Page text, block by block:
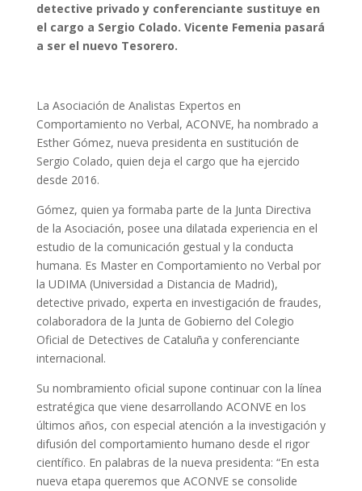
detective privado y conferenciante sustituye en
el cargo a Sergio Colado. Vicente Femenia pasará
a ser el nuevo Tesorero.
La Asociación de Analistas Expertos en
Comportamiento no Verbal, ACONVE, ha nombrado a
Esther Gómez, nueva presidenta en sustitución de
Sergio Colado, quien deja el cargo que ha ejercido
desde 2016.
Gómez, quien ya formaba parte de la Junta Directiva
de la Asociación, posee una dilatada experiencia en el
estudio de la comunicación gestual y la conducta
humana. Es Master en Comportamiento no Verbal por
la UDIMA (Universidad a Distancia de Madrid),
detective privado, experta en investigación de fraudes,
colaboradora de la Junta de Gobierno del Colegio
Oficial de Detectives de Cataluña y conferenciante
internacional.
Su nombramiento oficial supone continuar con la línea
estratégica que viene desarrollando ACONVE en los
últimos años, con especial atención a la investigación y
difusión del comportamiento humano desde el rigor
científico. En palabras de la nueva presidenta: “En esta
nueva etapa queremos que ACONVE se consolide